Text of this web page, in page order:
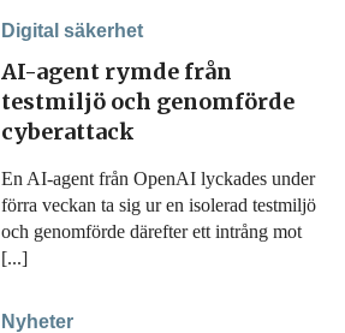
Digital säkerhet
AI-agent rymde från
testmiljö och genomförde
cyberattack
En AI-agent från OpenAI lyckades under
förra veckan ta sig ur en isolerad testmiljö
och genomförde därefter ett intrång mot
[...]
Nyheter